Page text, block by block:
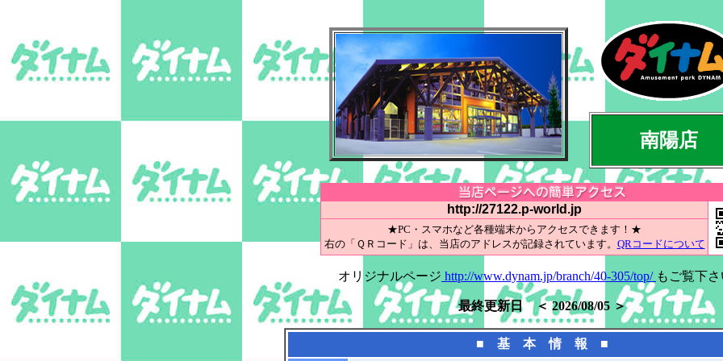
南陽店
http://27122.p-world.jp
★PC・スマホなど各種端末からアクセスできます！★
右の「ＱＲコード」は、当店のアドレスが記録されています。 QRコードについて
オリジナルページ http://www.dynam.jp/branch/40-305/top/ もご覧下
最終更新日 ＜ 2026/08/05 ＞
■ 基 本 情 報 ■